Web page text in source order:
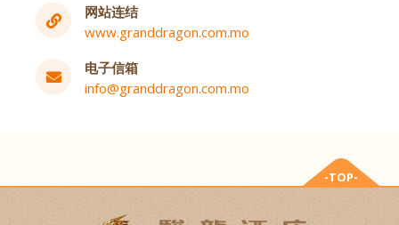
网站连结
www.granddragon.com.mo
电子信箱
info@granddragon.com.mo
-TOP-